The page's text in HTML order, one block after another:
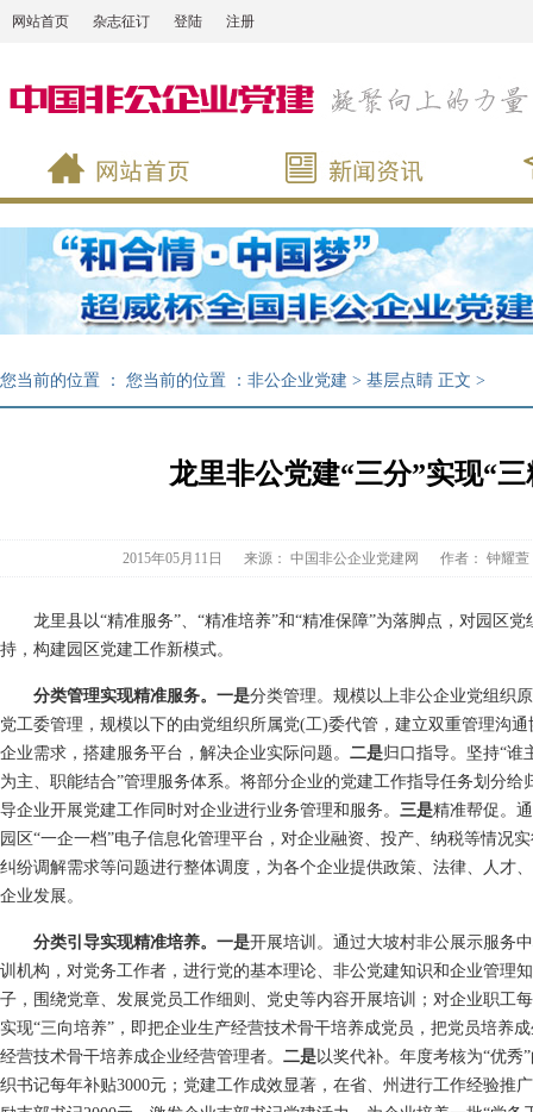
网站首页 杂志征订 登陆 注册
您当前的位置 ： 您当前的位置 ： 非公企业党建 > 基层点睛 正文 >
龙里非公党建“三分”实现“三
2015年05月11日 来源：中国非公企业党建网 作者：钟耀萱
龙里县以“精准服务”、“精准培养”和“精准保障”为落脚点，对园区党
持，构建园区党建工作新模式。
分类管理实现精准服务。一是分类管理。规模以上非公企业党组织
党工委管理，规模以下的由党组织所属党(工)委代管，建立双重管理沟
企业需求，搭建服务平台，解决企业实际问题。 二是归口指导。坚持“谁
为主、职能结合”管理服务体系。将部分企业的党建工作指导任务划分给
导企业开展党建工作同时对企业进行业务管理和服务。 三是精准帮促。
园区“一企一档”电子信息化管理平台，对企业融资、投产、纳税等情况
纠纷调解需求等问题进行整体调度，为各个企业提供政策、法律、人才
企业发展。
分类引导实现精准培养。一是开展培训。通过大坡村非公展示服务
训机构，对党务工作者，进行党的基本理论、非公党建知识和企业管理
子，围绕党章、发展党员工作细则、党史等内容开展培训；对企业职工
实现“三向培养”，即把企业生产经营技术骨干培养成党员，把党员培养
经营技术骨干培养成企业经营管理者。 二是以奖代补。年度考核为“优秀
织书记每年补贴3000元；党建工作成效显著，在省、州进行工作经验推